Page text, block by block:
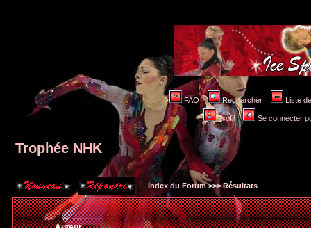
FAQ Rechercher Liste
Profil Se connecter
Trophée NHK
Index du Forum>>>Résultats